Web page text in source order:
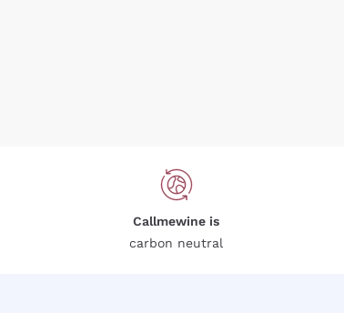
Callmewine is
carbon neutral